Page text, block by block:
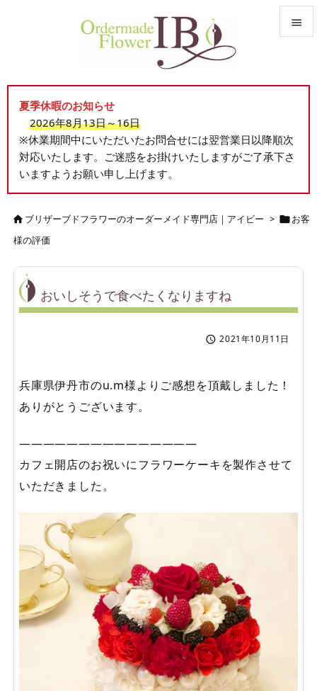


前へ

検索
夏季休暇のお知らせ
2026年8月13日～16日
※休業期間中にいただいたお問合せには翌営業日以降順次
対応いたします。ご迷惑をお掛けいたしますがご了承下さ
いますようお願い申し上げます。
ブリザーブドフラワーのオーダーメイド専門店｜アイビー > お客
様の評価
おいしそうで食べたくなりますね
 2021年10月11日
兵庫県伊丹市のu.m様よりご感想を頂戴しました！
ありがとうございます。
———————————————
カフェ開店のお祝いにフラワーケーキを製作させて
いただきました。